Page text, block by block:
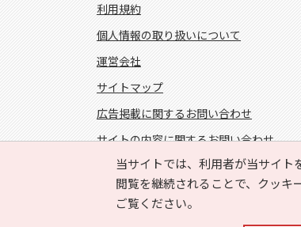
当サイトでは、利用者が当サイ
閲覧を継続されることで、クッキ
ご覧ください。
利用規約
個人情報の取り扱いについて
運営会社
サイトマップ
広告掲載に関するお問い合わせ
サイトの内容に関するお問い合わせ
FOLLOW US!